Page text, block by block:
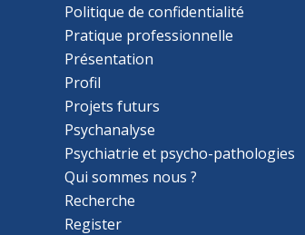
Politique de confidentialité
Pratique professionnelle
Présentation
Profil
Projets futurs
Psychanalyse
Psychiatrie et psycho-pathologies
Qui sommes nous ?
Recherche
Register